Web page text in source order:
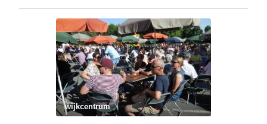
wijkcentrum